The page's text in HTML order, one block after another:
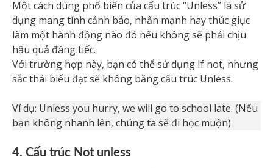
Một cách dùng phổ biến của cấu trúc “Unless” là sử
dụng mang tính cảnh báo, nhấn mạnh hay thúc giục
làm một hành động nào đó nếu không sẽ phải chịu
hậu quả đáng tiếc.
Với trường hợp này, bạn có thể sử dụng If not, nhưng
sắc thái biểu đạt sẽ không bằng cấu trúc Unless.
Ví dụ: Unless you hurry, we will go to school late. (Nếu
bạn không nhanh lên, chúng ta sẽ đi học muộn)
4. Cấu trúc Not unless